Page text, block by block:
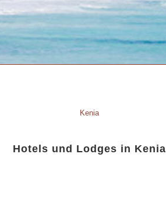
Kenia
Hotels und Lodges in Kenia